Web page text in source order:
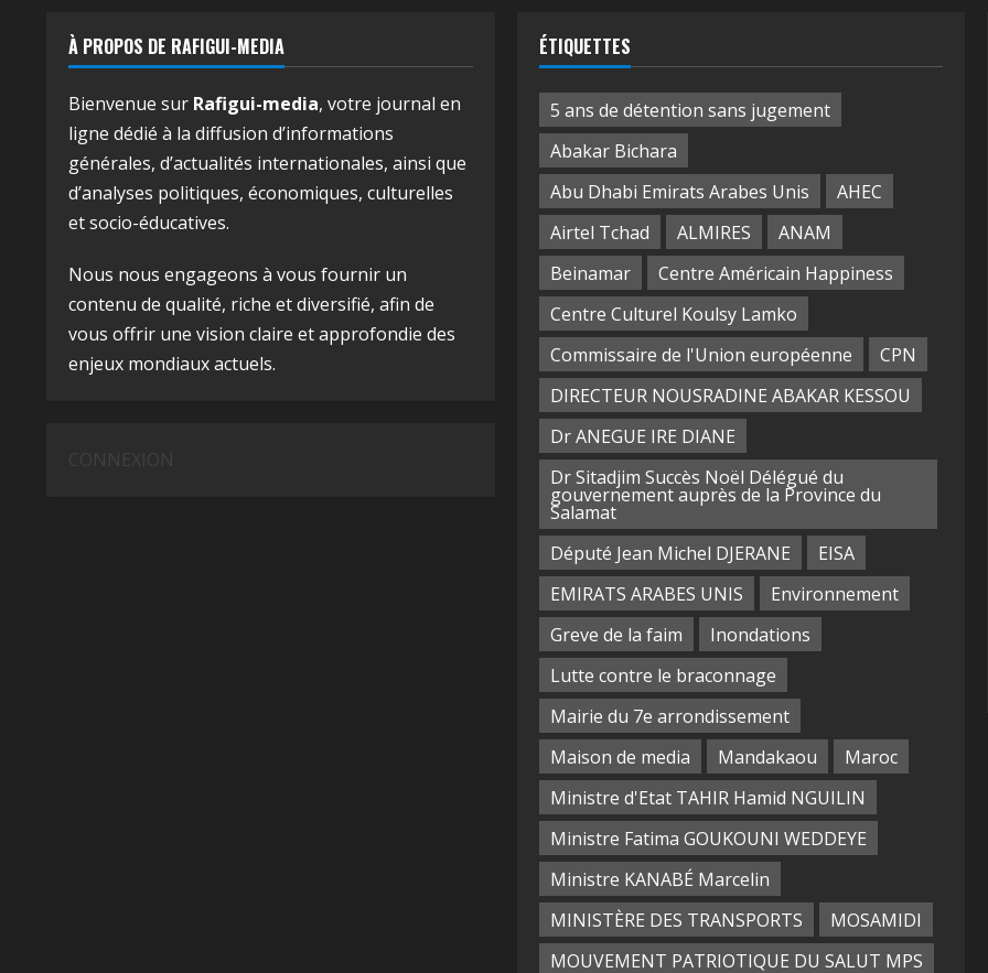
À PROPOS DE RAFIGUI-MEDIA
Bienvenue sur Rafigui-media, votre journal en
ligne dédié à la diffusion d’informations
générales, d’actualités internationales, ainsi que
d’analyses politiques, économiques, culturelles
et socio-éducatives.
Nous nous engageons à vous fournir un
contenu de qualité, riche et diversifié, afin de
vous offrir une vision claire et approfondie des
enjeux mondiaux actuels.
ÉTIQUETTES
5 ans de détention sans jugement
Abakar Bichara
Abu Dhabi Emirats Arabes Unis
AHEC
Airtel Tchad
ALMIRES
ANAM
Beinamar
Centre Américain Happiness
Centre Culturel Koulsy Lamko
Commissaire de l'Union européenne
CPN
DIRECTEUR NOUSRADINE ABAKAR KESSOU
Dr ANEGUE IRE DIANE
Dr Sitadjim Succès Noël Délégué du
gouvernement auprès de la Province du
Salamat
Député Jean Michel DJERANE
EISA
EMIRATS ARABES UNIS
Environnement
Greve de la faim
Inondations
Lutte contre le braconnage
Mairie du 7e arrondissement
Maison de media
Mandakaou
Maroc
Ministre d'Etat TAHIR Hamid NGUILIN
Ministre Fatima GOUKOUNI WEDDEYE
Ministre KANABÉ Marcelin
MINISTÈRE DES TRANSPORTS
MOSAMIDI
MOUVEMENT PATRIOTIQUE DU SALUT MPS